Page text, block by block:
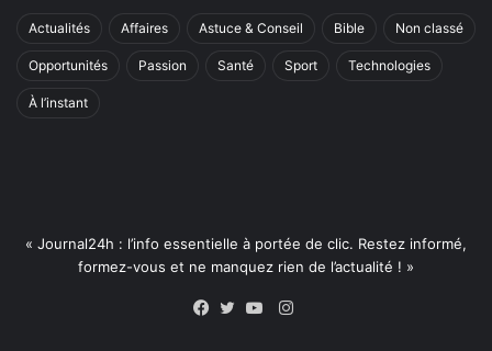
Actualités Affaires Astuce & Conseil Bible Non classé
Opportunités Passion Santé Sport Technologies
À l’instant
« Journal24h : l’info essentielle à portée de clic. Restez informé,
formez-vous et ne manquez rien de l’actualité ! »
Instagram